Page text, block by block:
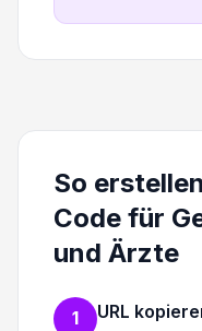
So
Code für
und Ärzte
1
URL